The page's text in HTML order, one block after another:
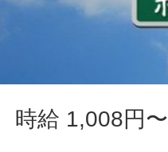
時給 1,008円〜